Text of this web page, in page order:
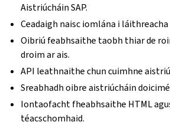
Aistriúcháin SAP.
Ceadaigh naisc iomlána i
Oibriú feabhsaithe taobh thiar de
droim ar ais.
API leathnaithe chun cuimhne
Sreabhadh oibre aistriúcháin
Iontaofacht fheabhsaithe HTML
téacschomhaid.